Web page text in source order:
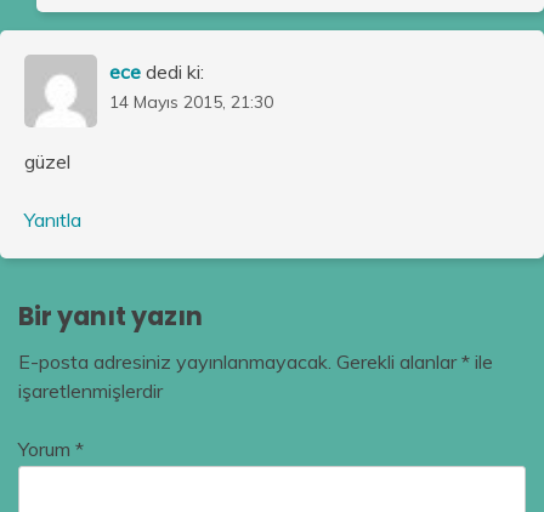
ece dedi ki:
14 Mayıs 2015, 21:30
güzel
Yanıtla
Bir yanıt yazın
E-posta adresiniz yayınlanmayacak. Gerekli alanlar* ile
işaretlenmişlerdir
Yorum *